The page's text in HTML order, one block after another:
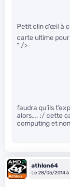
Petit clin d’œil à
carte ultime pour
" />
faudra qu’ils
alors…. :/ cette
computing et
athlon64
Le 28/05/2014 à